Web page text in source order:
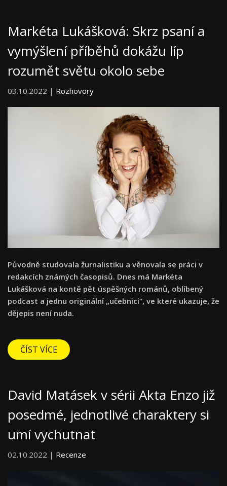
Markéta Lukášková: Skrz psaní a
vymýšlení příběhů dokážu líp
rozumět světu okolo sebe
03.10.2022 | Rozhovory
Původně studovala žurnalistiku a věnovala se práci v
redakcích známých časopisů. Dnes má Markéta
Lukášková na kontě pět úspěšných románů, oblíbený
podcast a jednu originální „učebnici“, ve které ukazuje, že
dějepis není nuda.
ČÍST VÍCE
David Matásek v sérii Akta Enzo již
posedmé, jednotlivé charaktery si
umí vychutnat
02.10.2022 | Recenze